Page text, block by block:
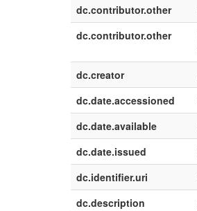
dc.contributor.other
dc.contributor.other
dc.creator
dc.date.accessioned
dc.date.available
dc.date.issued
dc.identifier.uri
dc.description